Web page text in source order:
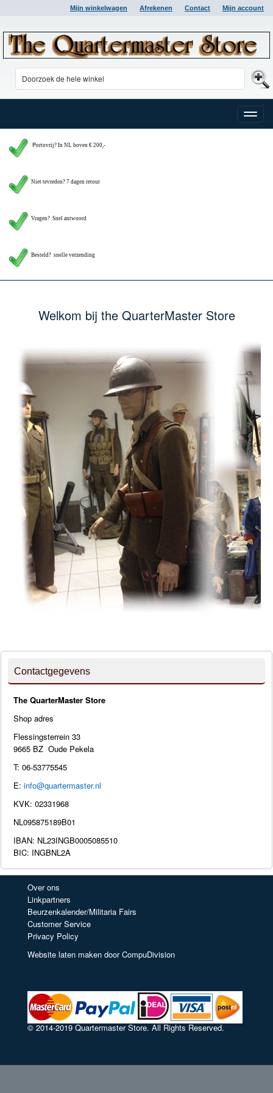
Mijn winkelwagen Afrekenen Contact Mijn account
Toggle
Portovrij? In NL boven € 200,-
Niet tevreden? 7 dagen retour
Vragen? Snel antwoord
Besteld? snelle verzending
Welkom bij the QuarterMaster Store
Contactgegevens
The QuarterMaster Store
Shop adres
Flessingsterrein 33
9665 BZ Oude Pekela
T: 06-53775545
E: info@quartermaster.nl
KVK: 02331968
NL095875189B01
IBAN: NL23INGB0005085510
BIC: INGBNL2A
Over ons
Linkpartners
Beurzenkalender/Militaria Fairs
Customer Service
Privacy Policy
Website laten maken door CompuDivision
© 2014-2019 Quartermaster Store. All Rights Reserved.